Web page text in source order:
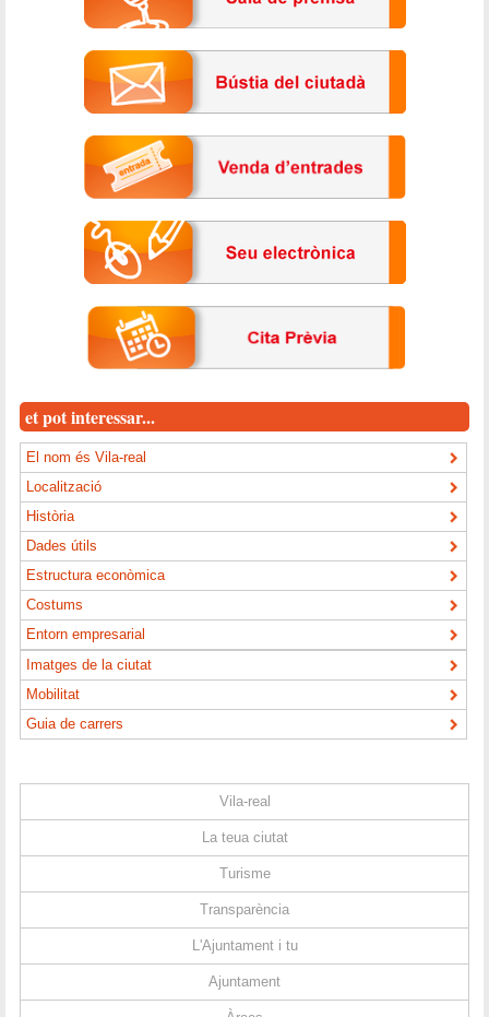
et pot interessar...
El nom és Vila-real
Localització
Història
Dades útils
Estructura econòmica
Costums
Entorn empresarial
Imatges de la ciutat
Mobilitat
Guia de carrers
Vila-real
La teua ciutat
Turisme
Transparència
L'Ajuntament i tu
Ajuntament